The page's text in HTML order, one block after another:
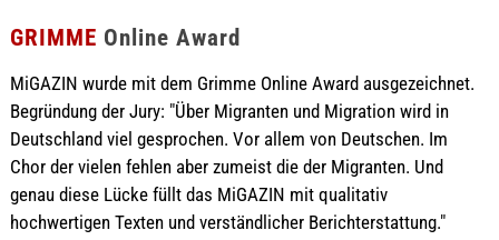
GRIMME Online Award
MiGAZIN wurde mit dem Grimme Online Award ausgezeichnet.
Begründung der Jury: "Über Migranten und Migration wird in
Deutschland viel gesprochen. Vor allem von Deutschen. Im
Chor der vielen fehlen aber zumeist die der Migranten. Und
genau diese Lücke füllt das MiGAZIN mit qualitativ
hochwertigen Texten und verständlicher Berichterstattung."